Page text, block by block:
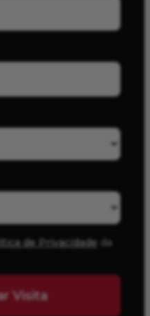
de Privacidade da
Visita